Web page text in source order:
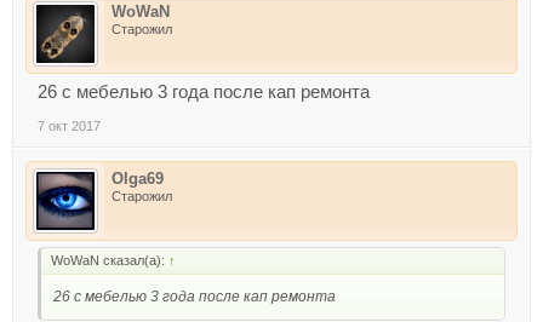
WoWaN
Старожил
26 с мебелью 3 года после кап ремонта
7 окт 2017
Olga69
Старожил
WoWaN сказал(а): ↑
26 с мебелью 3 года после кап ремонта